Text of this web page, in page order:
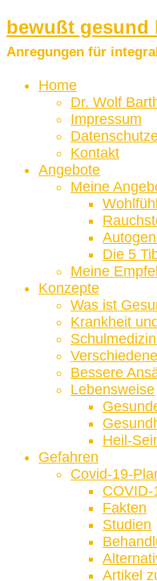
bewußt gesund
Anregungen für
Home
Dr. Wolf
Impressum
Kontakt
Angebote
Meine
Die 5
Meine
Konzepte
Was ist
Krankheit
Bessere
Lebensweise
Heil-
Gefahren
Covid-19-
Fakten
Studien
Artikel